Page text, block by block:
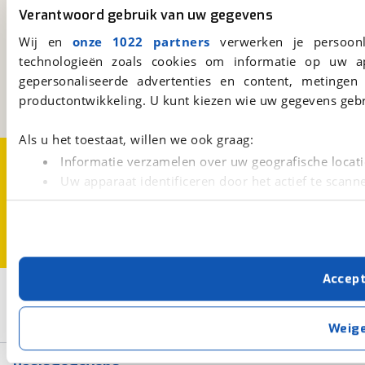
Verantwoord gebruik van uw gegevens
Wij en onze 1022 partners verwerken je
technologieën zoals cookies om informatie op
gepersonaliseerde advertenties en content,
productontwikkeling. U kunt kiezen wie uw gegevens
Als u het toestaat, willen we ook graag:
Informatie verzamelen over uw geografische
Uw apparaat identificeren door het actief te
Lees meer over hoe uw persoonlijke gegevens worden
Met cookies en vergelijkbare technieken zorgen we
cookies zorgen ervoor dat de website goed werkt.
verbeteren. We tonen je graag relevante advertenties
buiten onze website volgt – uiteraard op
privacyverklaring
. Als je weigert, plaatsen we alleen
kun je later altijd aanpassen via devoorkeurenpagina.
viaBOVAG.nl
Kosterijland 15
3981 AJ
Bunnik
Een initiatief van
BOVAG
Over viaBOVAG.nlDisclaimer- en Privacyverklaring